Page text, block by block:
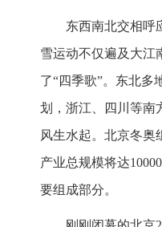
东西南北交相呼
雪运动不仅遍及大江
了“四季歌”。东北多
划，浙江、四川等南
风生水起。北京冬奥
产业总规模将达
要组成部分。